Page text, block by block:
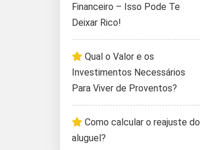
Financeiro – Isso Pode Te
Deixar Rico!
Qual o Valor e os
Investimentos Necessários
Para Viver de Proventos?
Como calcular o reajuste do
aluguel?